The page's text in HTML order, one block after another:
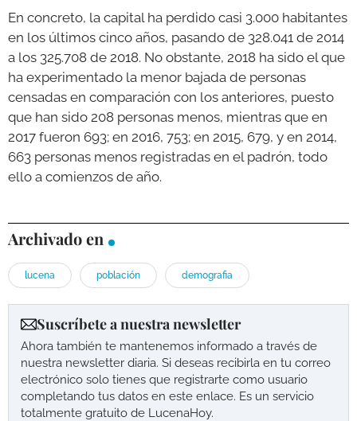
En concreto, la capital ha perdido casi 3.000 habitantes
en los últimos cinco años, pasando de 328.041 de 2014
a los 325.708 de 2018. No obstante, 2018 ha sido el que
ha experimentado la menor bajada de personas
censadas en comparación con los anteriores, puesto
que han sido 208 personas menos, mientras que en
2017 fueron 693; en 2016, 753; en 2015, 679, y en 2014,
663 personas menos registradas en el padrón, todo
ello a comienzos de año.
Archivado en
lucena población demografia
Suscríbete a nuestra newsletter
Ahora también te mantenemos informado a través de
nuestra newsletter diaria. Si deseas recibirla en tu correo
electrónico solo tienes que registrarte como usuario
completando tus datos en este enlace. Es un servicio
totalmente gratuito de LucenaHoy.